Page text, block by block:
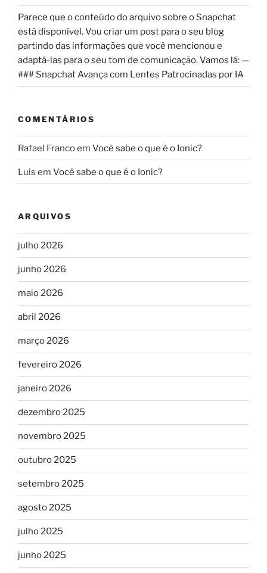
Parece que o conteúdo do arquivo sobre o Snapchat
está disponível. Vou criar um post para o seu blog
partindo das informações que você mencionou e
adaptá-las para o seu tom de comunicação. Vamos lá: —
### Snapchat Avança com Lentes Patrocinadas por IA
COMENTÁRIOS
Rafael Francoem Você sabe o que é o Ionic?
Luis em Você sabe o que é o Ionic?
ARQUIVOS
julho 2026
junho 2026
maio 2026
abril 2026
março 2026
fevereiro 2026
janeiro 2026
dezembro 2025
novembro 2025
outubro 2025
setembro 2025
agosto 2025
julho 2025
junho 2025